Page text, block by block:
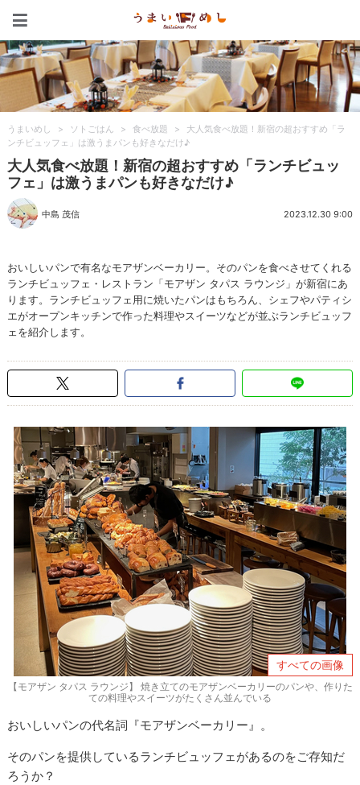
うまいめし > ソトごはん > 食べ放題 >
大人気食べ放題！新宿の超おすすめ「ラ
ンチビュッフェ」は激うまパンも好きなだけ♪
大人気食べ放題！新宿の超おすすめ「ランチビュッ
フェ」は激うまパンも好きなだけ♪
中島 茂信 2023.12.30 9:00
おいしいパンで有名なモアザンベーカリー。そのパンを食べさせてくれる
ランチビュッフェ・レストラン「モアザン タパス ラウンジ」が新宿にあ
ります。ランチビュッフェ用に焼いたパンはもちろん、シェフやパティシ
エがオープンキッチンで作った料理やスイーツなどが並ぶランチビュッフ
ェを紹介します。
すべての画像
【モアザン タパス ラウンジ】 焼き立てのモアザンベーカリーのパンや、作りた
ての料理やスイーツがたくさん並んでいる
おいしいパンの代名詞『モアザンベーカリー』。
そのパンを提供しているランチビュッフェがあるのをご存知だ
ろうか？